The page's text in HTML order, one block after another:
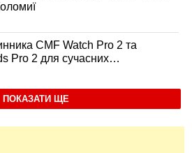
CMF Watch Pro 2 та
Pro 2 для сучасних
ПОКАЗАТИ ЩЕ